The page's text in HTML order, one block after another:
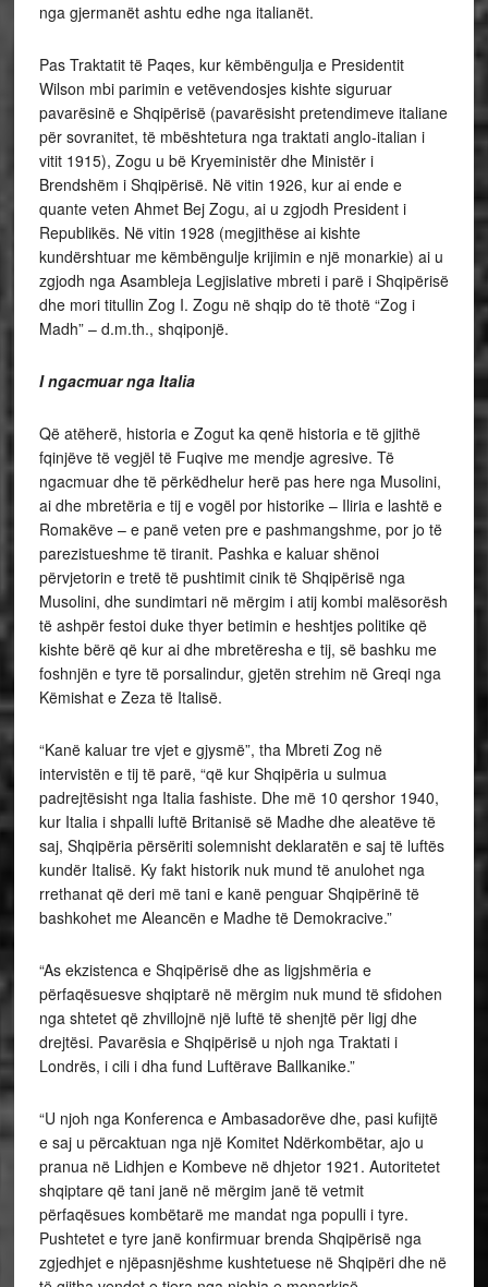
nga gjermanët ashtu edhe nga italianët.
Pas Traktatit të Paqes, kur këmbëngulja e Presidentit
Wilson mbi parimin e vetëvendosjes kishte siguruar
pavarësinë e Shqipërisë (pavarësisht pretendimeve italiane
për sovranitet, të mbështetura nga traktati anglo-italian i
vitit 1915), Zogu u bë Kryeministër dhe Ministër i
Brendshëm i Shqipërisë. Në vitin 1926, kur ai ende e
quante veten Ahmet Bej Zogu, ai u zgjodh President i
Republikës. Në vitin 1928 (megjithëse ai kishte
kundërshtuar me këmbëngulje krijimin e një monarkie) ai u
zgjodh nga Asambleja Legjislative mbreti i parë i Shqipërisë
dhe mori titullin Zog I. Zogu në shqip do të thotë “Zog i
Madh” – d.m.th., shqiponjë.
I ngacmuar nga Italia
Që atëherë, historia e Zogut ka qenë historia e të gjithë
fqinjëve të vegjël të Fuqive me mendje agresive. Të
ngacmuar dhe të përkëdhelur herë pas here nga Musolini,
ai dhe mbretëria e tij e vogël por historike – Iliria e lashtë e
Romakëve – e panë veten pre e pashmangshme, por jo të
parezistueshme të tiranit. Pashka e kaluar shënoi
përvjetorin e tretë të pushtimit cinik të Shqipërisë nga
Musolini, dhe sundimtari në mërgim i atij kombi malësorësh
të ashpër festoi duke thyer betimin e heshtjes politike që
kishte bërë që kur ai dhe mbretëresha e tij, së bashku me
foshnjën e tyre të porsalindur, gjetën strehim në Greqi nga
Këmishat e Zeza të Italisë.
“Kanë kaluar tre vjet e gjysmë”, tha Mbreti Zog në
intervistën e tij të parë, “që kur Shqipëria u sulmua
padrejtësisht nga Italia fashiste. Dhe më 10 qershor 1940,
kur Italia i shpalli luftë Britanisë së Madhe dhe aleatëve të
saj, Shqipëria përsëriti solemnisht deklaratën e saj të luftës
kundër Italisë. Ky fakt historik nuk mund të anulohet nga
rrethanat që deri më tani e kanë penguar Shqipërinë të
bashkohet me Aleancën e Madhe të Demokracive.”
“As ekzistenca e Shqipërisë dhe as ligjshmëria e
përfaqësuesve shqiptarë në mërgim nuk mund të sfidohen
nga shtetet që zhvillojnë një luftë të shenjtë për ligj dhe
drejtësi. Pavarësia e Shqipërisë u njoh nga Traktati i
Londrës, i cili i dha fund Luftërave Ballkanike.”
“U njoh nga Konferenca e Ambasadorëve dhe, pasi kufijtë
e saj u përcaktuan nga një Komitet Ndërkombëtar, ajo u
pranua në Lidhjen e Kombeve në dhjetor 1921. Autoritetet
shqiptare që tani janë në mërgim janë të vetmit
përfaqësues kombëtarë me mandat nga populli i tyre.
Pushtetet e tyre janë konfirmuar brenda Shqipërisë nga
zgjedhjet e njëpasnjëshme kushtetuese në Shqipëri dhe në